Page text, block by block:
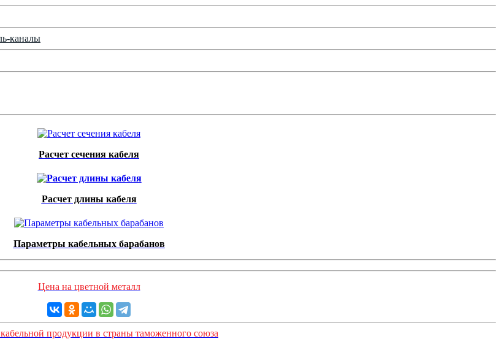
каналы
Расчет сечения кабеля
Расчет длины кабеля
Параметры кабельных барабанов
Цена на цветной металл
продукции в страны таможенного союза